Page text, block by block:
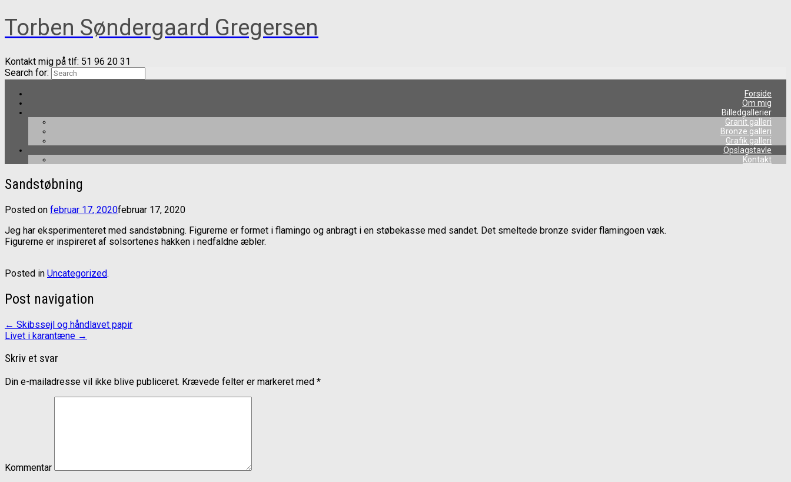
Torben Søndergaard Gregersen
Kontakt mig på tlf: 51 96 20 31
Search for:
Forside
Om mig
Billedgallerier
Granit galleri
Bronze galleri
Grafik galleri
Opslagstavle
Kontakt
Sandstøbning
Posted on februar 17, 2020februar 17, 2020
Jeg har eksperimenteret med sandstøbning. Figurerne er formet i flamingo og anbragt i en støbekasse med sandet. Det smeltede bronze svider flamingoen væk.
Figurerne er inspireret af solsortenes hakken i nedfaldne æbler.
Posted in Uncategorized.
Post navigation
← Skibssejl og håndlavet papir
Livet i karantæne →
Skriv et svar
Din e-mailadresse vil ikke blive publiceret. Krævede felter er markeret med *
Kommentar